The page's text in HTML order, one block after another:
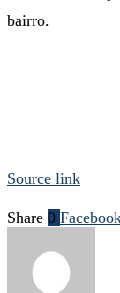
bairro.
Source link
Share 0